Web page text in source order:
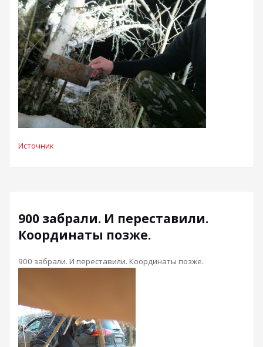
Источник
900 забрали. И переставили.
Координаты позже.
900 забрали. И переставили. Координаты позже.